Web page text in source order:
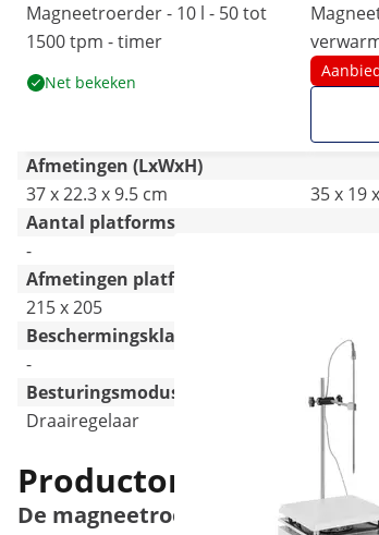
Magneetroerder - 10 l - 50 tot
1500 tpm - timer
Net bekeken
tpm
Afmetingen (LxWxH)
37 x 22.3 x 9.5 cm
35 x 19
Aantal platforms
-
Afmetingen platform [mm]
215 x 205
Beschermingsklasse
-
Besturingsmodus
Draairegelaar
Productomschrijving
De magneetroerder voor grote